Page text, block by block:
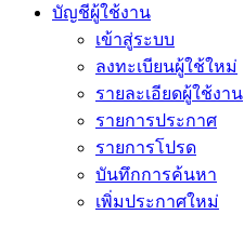
บัญชีผู้ใช้งาน
เข้าสู่ระบบ
ลงทะเบียนผู้ใช้ใหม่
รายละเอียดผู้ใช้งาน
รายการประกาศ
รายการโปรด
บันทึกการค้นหา
เพิ่มประกาศใหม่